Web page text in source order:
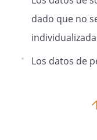
dado que no
Los datos de